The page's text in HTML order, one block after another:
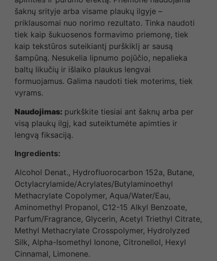
šaknų srityje arba visame plaukų ilgyje –
priklausomai nuo norimo rezultato. Tinka naudoti
tiek kaip šukuosenos formavimo priemonę, tiek
kaip tekstūros suteikiantį purškiklį ar sausą
šampūną. Nesukelia lipnumo pojūčio, nepalieka
baltų likučių ir išlaiko plaukus lengvai
formuojamus. Galima naudoti tiek moterims, tiek
vyrams.
Naudojimas: purkškite tiesiai ant šaknų arba per
visą plaukų ilgį, kad suteiktumėte apimties ir
lengvą fiksaciją.
Ingredients:
Alcohol Denat., Hydrofluorocarbon 152a, Butane,
Octylacrylamide/Acrylates/Butylaminoethyl
Methacrylate Copolymer, Aqua/Water/Eau,
Aminomethyl Propanol, C12-15 Alkyl Benzoate,
Parfum/Fragrance, Glycerin, Acetyl Triethyl Citrate,
Methyl Methacrylate Crosspolymer, Hydrolyzed
Silk, Alpha-Isomethyl Ionone, Citronellol, Hexyl
Cinnamal, Limonene.